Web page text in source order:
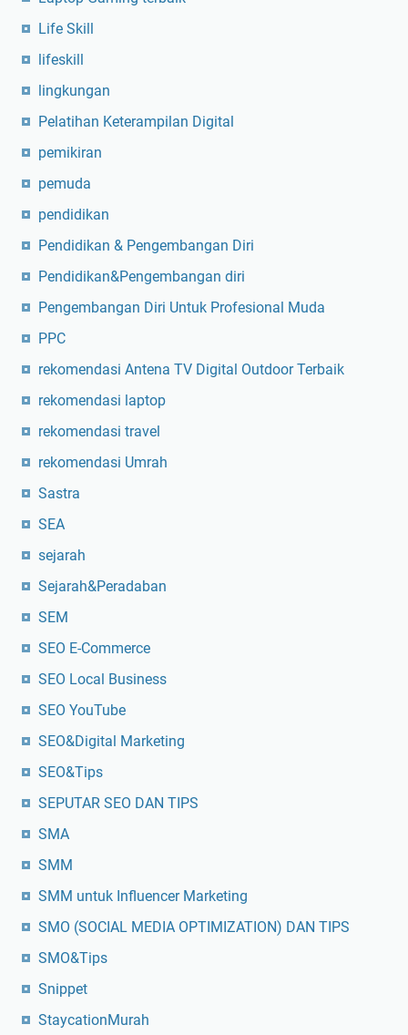
Life Skill
lifeskill
lingkungan
Pelatihan Keterampilan Digital
pemikiran
pemuda
pendidikan
Pendidikan & Pengembangan Diri
Pendidikan&Pengembangan diri
Pengembangan Diri Untuk Profesional Muda
PPC
rekomendasi Antena TV Digital Outdoor Terbaik
rekomendasi laptop
rekomendasi travel
rekomendasi Umrah
Sastra
SEA
sejarah
Sejarah&Peradaban
SEM
SEO E-Commerce
SEO Local Business
SEO YouTube
SEO&Digital Marketing
SEO&Tips
SEPUTAR SEO DAN TIPS
SMA
SMM
SMM untuk Influencer Marketing
SMO (SOCIAL MEDIA OPTIMIZATION) DAN TIPS
SMO&Tips
Snippet
StaycationMurah